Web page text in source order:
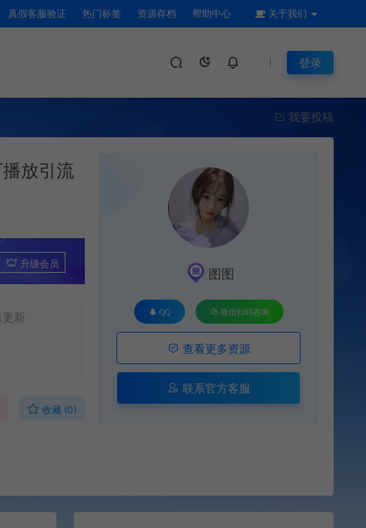
真假客服验证 热门标签 资源存档 帮助中心 关于我们
登录
我要投稿
放引流
升级会员
新
收藏 (0)
图图
QQ 微信扫码咨询
查看更多资源
联系官方客服